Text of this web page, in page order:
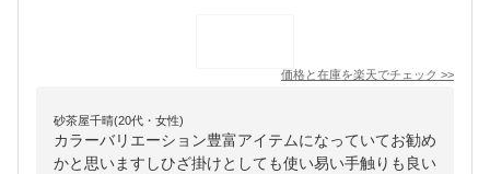
価格と在庫を楽天でチェック >>
砂茶屋千晴(20代・女性)
カラーバリエーション豊富アイテムになっていてお勧め
かと思いますしひざ掛けとしても使い易い手触りも良い